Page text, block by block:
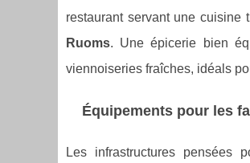
restaurant servant une cuisine
Ruoms. Une épicerie bien
viennoiseries fraîches, idéals
Équipements pour les
Les infrastructures pensées